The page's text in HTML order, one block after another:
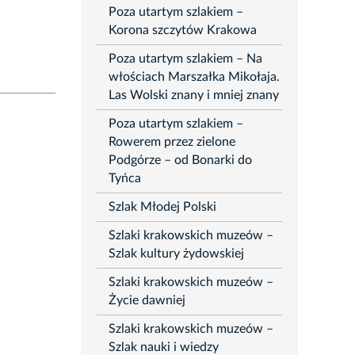
Poza utartym szlakiem –
Korona szczytów Krakowa
Poza utartym szlakiem – Na
włościach Marszałka Mikołaja.
Las Wolski znany i mniej znany
Poza utartym szlakiem –
Rowerem przez zielone
Podgórze – od Bonarki do
Tyńca
Szlak Młodej Polski
Szlaki krakowskich muzeów –
Szlak kultury żydowskiej
Szlaki krakowskich muzeów –
Życie dawniej
Szlaki krakowskich muzeów –
Szlak nauki i wiedzy